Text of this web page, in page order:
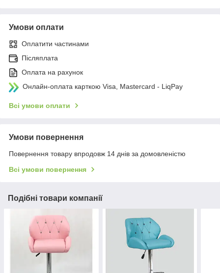
Умови оплати
Оплатити частинами
Післяплата
Оплата на рахунок
Онлайн-оплата карткою Visa, Mastercard - LiqPay
Всі умови оплати
Умови повернення
Повернення товару впродовж 14 днів за домовленістю
Всі умови повернення
Подібні товари компанії